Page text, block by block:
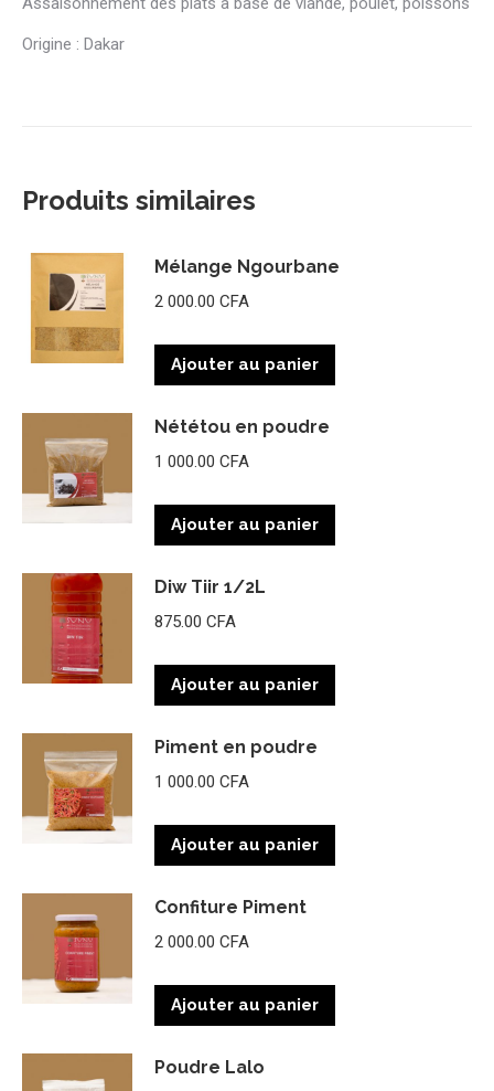
Origine : Dakar
Produits similaires
Mélange Ngourbane
2 000.00 CFA
Ajouter au panier
Nététou en poudre
1 000.00 CFA
Ajouter au panier
Diw Tiir 1/2L
875.00 CFA
Ajouter au panier
Piment en poudre
1 000.00 CFA
Ajouter au panier
Confiture Piment
2 000.00 CFA
Ajouter au panier
Poudre Lalo